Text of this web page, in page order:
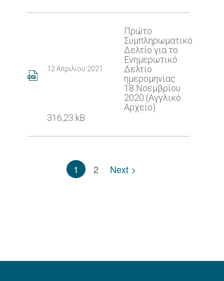
12 Απριλίου 2021
Πρώτο
Συμπληρωματικό
Δελτίο για το
Ενημερωτικό
Δελτίο
ημερομηνίας
18 Νοεμβρίου
2020 (Αγγλικό
Αρχείο)
316,23 kB
1 2 Next >